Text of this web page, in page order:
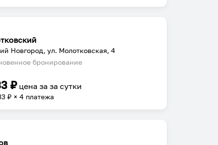
Новгород, ул. Молотковская, 4
бронирование
₽ цена заза сутки
₽ × 4 платежа